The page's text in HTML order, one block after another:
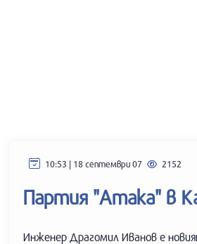
10:53 | 18 септември 07 2152
Партия "Атака" в
Инженер Драгомил Иванов е